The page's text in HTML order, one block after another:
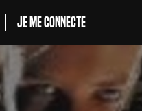
Je me connecte